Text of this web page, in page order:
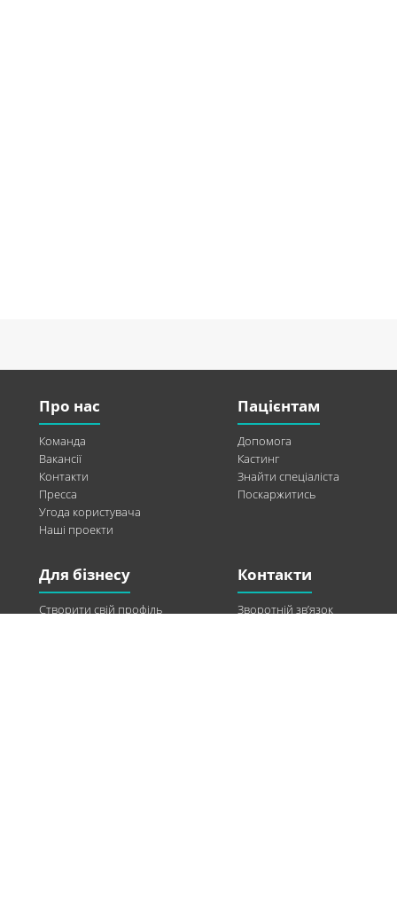
Про нас
Команда
Вакансії
Контакти
Пресса
Угода користувача
Наші проекти
Пацієнтам
Допомога
Кастинг
Знайти спеціаліста
Поскаржитись
Для бізнесу
Створити свій профіль
Контакти
Зворотній зв’язок